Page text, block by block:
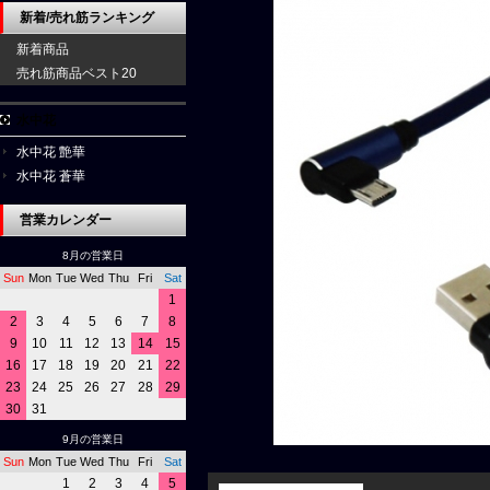
新着/売れ筋ランキング
新着商品
売れ筋商品ベスト20
水中花 艶華
水中花 蒼華
営業カレンダー
8月の営業日
Sun Mon Tue Wed Thu Fri Sat
1
2
3 4 5 6 7
8
9
10 11 12 13 14
15
16
17 18 19 20 21
22
23
24 25 26 27 28
29
30
31
9月の営業日
Sun Mon Tue Wed Thu Fri Sat
1 2 3 4 5